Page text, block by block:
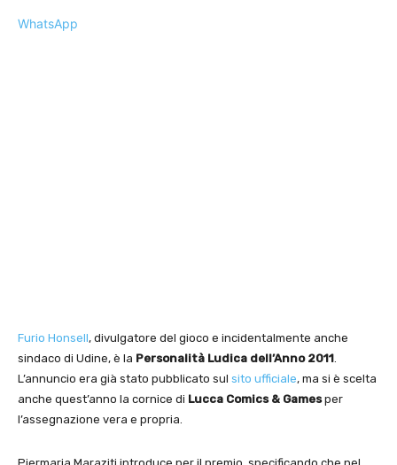
WhatsApp
Furio Honsell, divulgatore del gioco e incidentalmente anche
sindaco di Udine, è la Personalità Ludica dell’Anno 2011.
L’annuncio era già stato pubblicato sul sito ufficiale, ma si è scelta
anche quest’anno la cornice di Lucca Comics & Gamesper
l’assegnazione vera e propria.